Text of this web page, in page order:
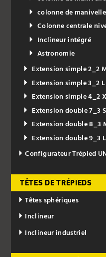
colonne de
Colonne centrale
Inclineur intégré
Astronomie
Extension simple 2_2
Extension simple 3_2 L
Extension simple 4_2
Extension double 7_3 S
Extension double 8_3
Extension double 9_3 L
Configurateur Trépied
TÊTES DE TRÉPIEDS
Têtes sphériques
Inclineur
Inclineur industriel